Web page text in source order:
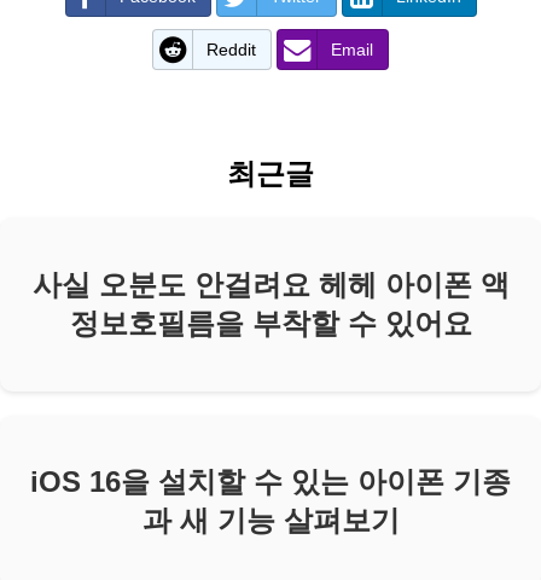
Reddit Email
최근글
사실 오분도 안걸려요 헤헤 아이폰 액
정보호필름을 부착할 수 있어요
iOS 16을 설치할 수 있는 아이폰 기종
과 새 기능 살펴보기